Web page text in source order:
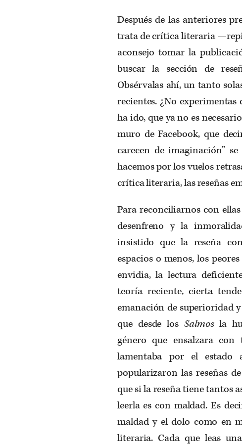
Después de las anteriores
trata de crítica literaria
aconsejo tomar la
buscar la sección de
Obsérvalas ahí, un tanto
recientes. ¿No
ha ido, que ya no es
muro de Facebook, que
carecen de imaginación”
hacemos por los vuelos
crítica literaria, las reseñas
Para reconciliarnos con
desenfreno y la
insistido que la reseña
espacios o menos, los
envidia, la lectura
teoría reciente, cierta
emanación de superioridad
que desde los Salmosla
género que ensalzara
lamentaba por el estado
popularizaron las reseñas
que si la reseña tiene tantos
leerla es con maldad. Es
maldad y el dolo como en
literaria. Cada que leas